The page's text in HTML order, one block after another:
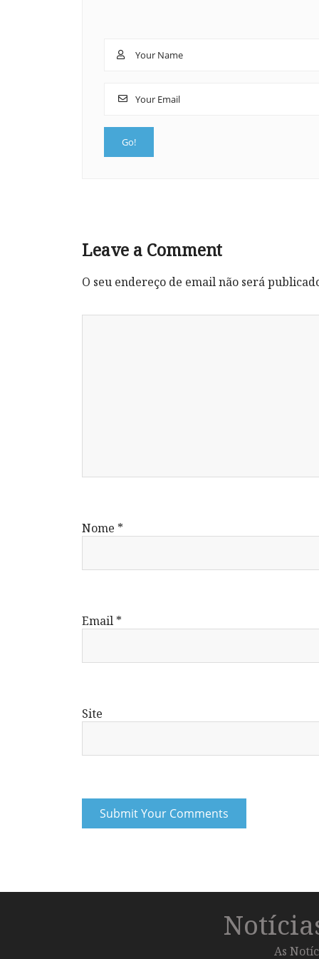
Leave a Comment
O seu endereço de email não será
Nome *
Email *
Site
As